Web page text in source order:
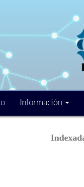
Información